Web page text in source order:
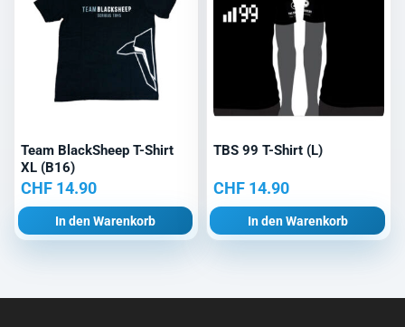
Team BlackSheep T-Shirt
XL (B16)
CHF 14.90
In den Warenkorb
TBS 99 T-Shirt (L)
CHF14.90
In den Warenkorb